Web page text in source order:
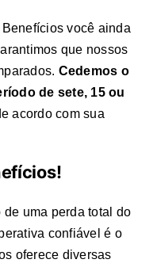
você ainda
que nossos
Cedemos o
de sete, 15 ou
acordo com sua
de uma perda total do
confiável é o
oferece diversas